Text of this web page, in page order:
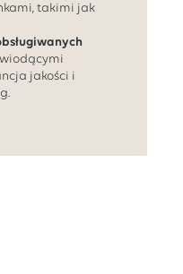
takimi jak
jakości i